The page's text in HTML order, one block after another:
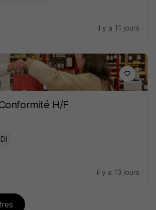
il y a 11 jours
H/F
il y a 13 jours